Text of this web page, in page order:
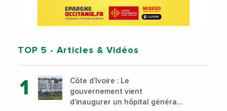
TOP 5 - Articles & Vidéos
Côte d’Ivoire : Le
gouvernement vient
d’inaugurer un hôpital général